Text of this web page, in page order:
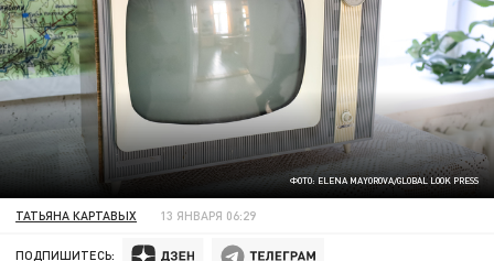
ФОТО: ELENA MAYOROVA/GLOBAL LOOK PRESS
ТАТЬЯНА КАРТАВЫХ 13 ЯНВАРЯ 06:29
ПОДПИШИТЕСЬ: